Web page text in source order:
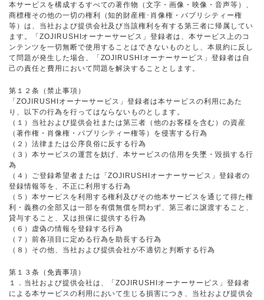
本サービスを構成するすべての著作物（文字・画像・映像・音声等）、
商標権その他の一切の権利（知的財産権･肖像権・パブリシティー権
等）は、当社および提供会社及び当該権利を有する第三者に帰属してい
ます。「ZOJIRUSHIオーナーサービス」登録者は、本サービス上のコ
ンテンツを一切無断で使用することはできないものとし、本規約に反し
て問題が発生した場合、「ZOJIRUSHIオーナーサービス」登録者は自
己の責任と費用において問題を解決することとします。
第１２条（禁止事項）
「ZOJIRUSHIオーナーサービス」登録者は本サービスの利用にあた
り、以下の行為を行ってはならないものとします。
（１）当社および提供会社または第三者（他のお客様を含む）の資産
（著作権・肖像権・パブリシティー権等）を侵害する行為
（２）法律または公序良俗に反する行為
（３）本サービスの運営を妨げ、本サービスの信用を失墜・毀損する行
為
（４）ご登録希望者または「ZOJIRUSHIオーナーサービス」登録者の
登録情報等を、不正に利用する行為
（５）本サービスを利用する権利及びその他本サービスを通じて得た権
利・義務の全部又は一部を有償無償を問わず、第三者に譲渡すること、
貸与すること、又は担保に提供する行為
（６）虚偽の情報を登録する行為
（７）前各項目に定める行為を助長する行為
（８）その他、当社および提供会社が不適切と判断する行為
第１３条（免責事項）
１．当社および提供会社は、「ZOJIRUSHIオーナーサービス」登録者
による本サービスの利用において生じる損害につき、当社および提供会